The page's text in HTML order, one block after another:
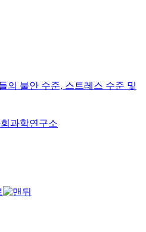
의 불안 수준, 스트레스 수준 및
과학연구소